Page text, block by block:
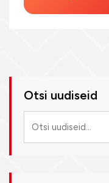
Otsi uudiseid
uudiseid